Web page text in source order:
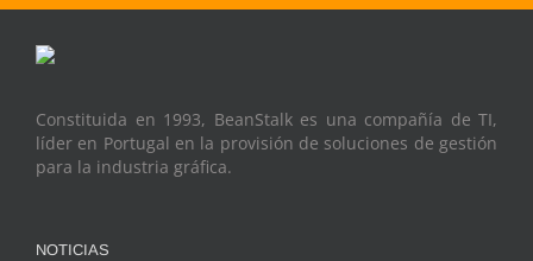
Constituida en 1993, BeanStalk es una compañía de TI,
líder en Portugal en la provisión de soluciones de gestión
para la industria gráfica.
NOTICIAS